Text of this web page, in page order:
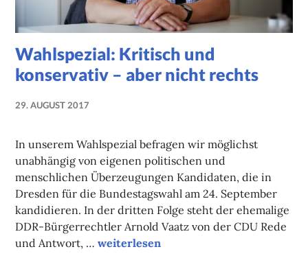
Wahlspezial: Kritisch und
konservativ – aber nicht rechts
29. AUGUST 2017
In unserem Wahlspezial befragen wir möglichst
unabhängig von eigenen politischen und
menschlichen Überzeugungen Kandidaten, die in
Dresden für die Bundestagswahl am 24. September
kandidieren. In der dritten Folge steht der ehemalige
DDR-Bürgerrechtler Arnold Vaatz von der CDU Rede
und Antwort, …Wahlspezial: Kritisch und konservativ
weiterlesen